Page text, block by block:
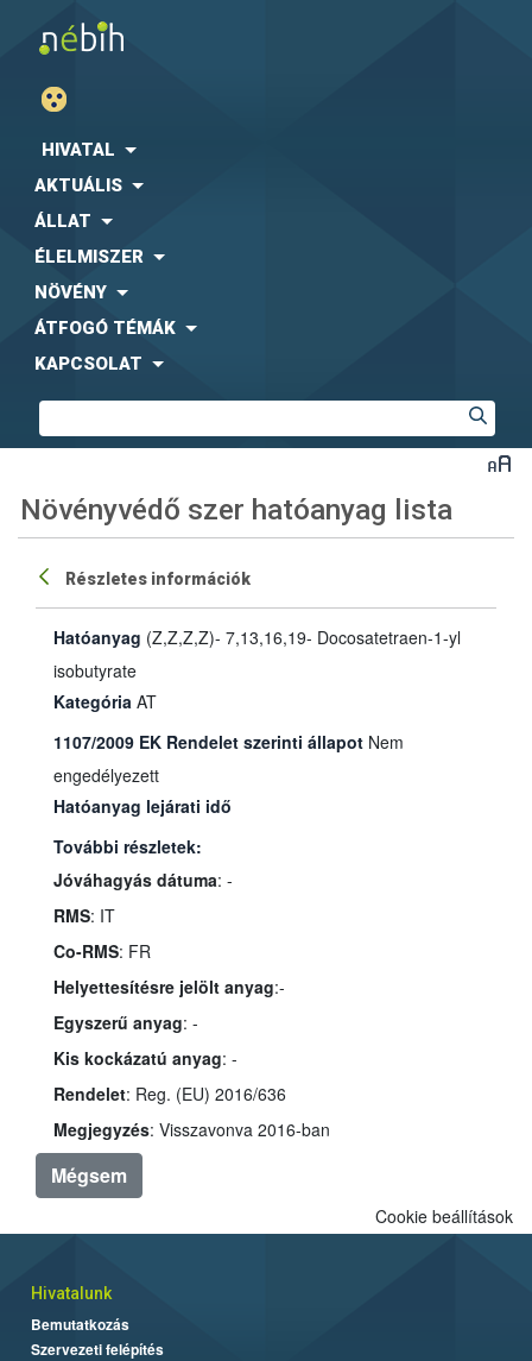
HIVATAL
AKTUÁLIS
ÁLLAT
ÉLELMISZER
NÖVÉNY
ÁTFOGÓ TÉMÁK
KAPCSOLAT
Növényvédő szer hatóanyag lista
Részletes információk
Hatóanyag
isobutyrate
Kategória AT
1107/2009 EK Rendelet szerinti állapot
engedélyezett
Hatóanyag lejárati idő
További részletek:
Jóváhagyás dátuma: -
RMS: IT
Co-RMS: FR
Helyettesítésre jelölt anyag:-
Egyszerű anyag: -
Kis kockázatú anyag: -
Rendelet: Reg. (EU) 2016/636
Megjegyzés: Visszavonva 2016-ban
Mégsem
Cookie beállítások
Hivatalunk
Bemutatkozás
Szervezeti felépítés